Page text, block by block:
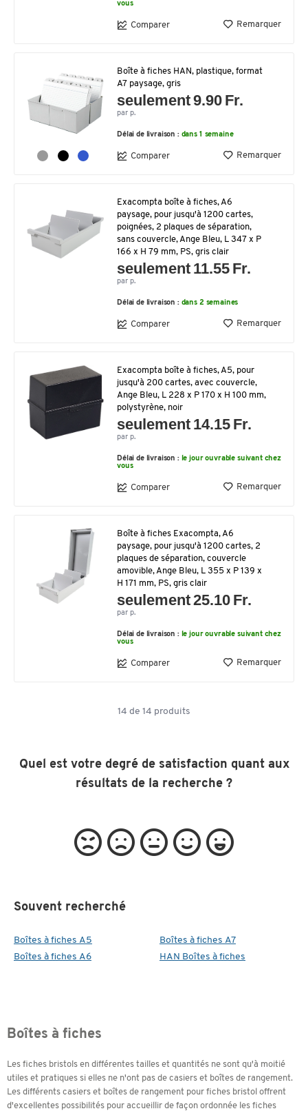
vous
Comparer Remarquer
Boîte à fiches HAN, plastique, format
A7 paysage, gris
seulement 9.90 Fr.
par p.
Délai de livraison : dans 1 semaine
Comparer Remarquer
Exacompta boîte à fiches, A6
paysage, pour jusqu'à 1200 cartes,
poignées, 2 plaques de séparation,
sans couvercle, Ange Bleu, L 347 x P
166 x H 79 mm, PS, gris clair
seulement 11.55 Fr.
par p.
Délai de livraison : dans 2 semaines
Comparer Remarquer
Exacompta boîte à fiches, A5, pour
jusqu'à 200 cartes, avec couvercle,
Ange Bleu, L 228 x P 170 x H 100 mm,
polystyrène, noir
seulement 14.15 Fr.
par p.
Délai de livraison : le jour ouvrable suivant chez
vous
Comparer Remarquer
Boîte à fiches Exacompta, A6
paysage, pour jusqu'à 1200 cartes, 2
plaques de séparation, couvercle
amovible, Ange Bleu, L 355 x P 139 x
H 171 mm, PS, gris clair
seulement 25.10 Fr.
par p.
Délai de livraison : le jour ouvrable suivant chez
vous
Comparer Remarquer
14 de 14 produits
Quel est votre degré de satisfaction quant aux
résultats de la recherche ?
Souvent recherché
Boîtes à fiches A5
Boîtes à fiches A6
Boîtes à fiches A7
HAN Boîtes à fiches
Boîtes à fiches
Les fiches bristols en différentes tailles et quantités ne sont qu'à moitié
utiles et pratiques si elles ne n'ont pas de casiers et boîtes de rangement.
Les différents casiers et boîtes de rangement pour fiches bristol offrent
d'excellentes possibilités pour accueillir de façon ordonnée les fiches